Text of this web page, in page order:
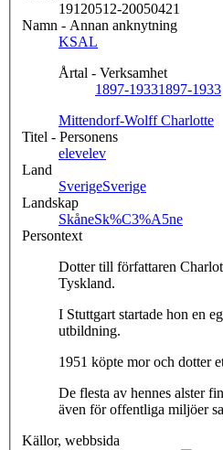
19120512-20050421
Namn - Annan anknytning
KSAL
Årtal - Verksamhet
1897-19331897-1933
Mittendorf-Wolff Charlotte
Titel - Personens
elevelev
Land
SverigeSverige
Landskap
SkåneSk%C3%A5ne
Persontext
Dotter till författaren
Tyskland.
I Stuttgart startade hon en
utbildning.
1951 köpte mor och dotter
De flesta av hennes alster
även för offentliga miljöer
Källor, webbsida